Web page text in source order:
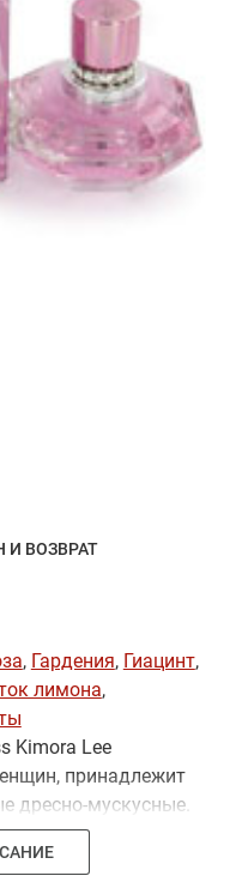
И ВОЗВРАТ
, Гардения, Гиацинт,
лимона,
Kimora Lee
принадлежит
дресно-мускусные.
напоминающий о
свежие